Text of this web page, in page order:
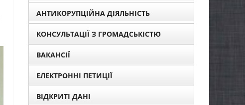
АНТИКОРУПЦІЙНА ДІЯЛЬНІСТЬ
КОНСУЛЬТАЦІЇ З ГРОМАДСЬКІСТЮ
ВАКАНСІЇ
ЕЛЕКТРОННІ ПЕТИЦІЇ
ВІДКРИТІ ДАНІ